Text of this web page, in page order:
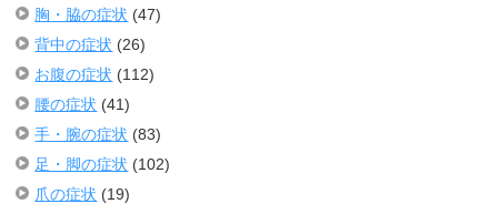
胸・脇の症状 (47)
背中の症状 (26)
お腹の症状 (112)
腰の症状 (41)
手・腕の症状 (83)
足・脚の症状 (102)
爪の症状 (19)